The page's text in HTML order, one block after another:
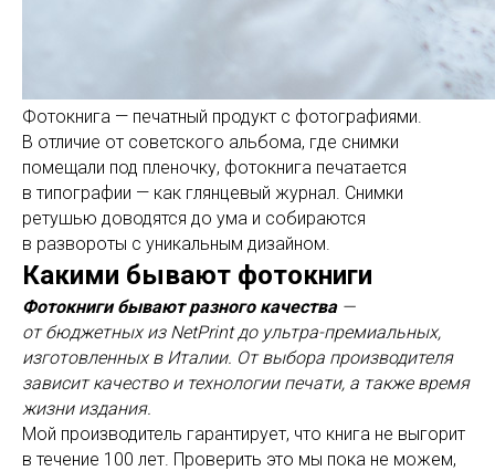
Фотокнига — печатный продукт с фотографиями.
В отличие от советского альбома, где снимки
помещали под пленочку, фотокнига печатается
в типографии — как глянцевый журнал. Снимки
ретушью доводятся до ума и собираются
в развороты с уникальным дизайном.
Какими бывают фотокниги
Фотокниги бывают разного качества—
от бюджетных из NetPrint до ультра-премиальных,
изготовленных в Италии. От выбора производителя
зависит качество и технологии печати, а также время
жизни издания.
Мой производитель гарантирует, что книга не выгорит
в течение 100 лет. Проверить это мы пока не можем,